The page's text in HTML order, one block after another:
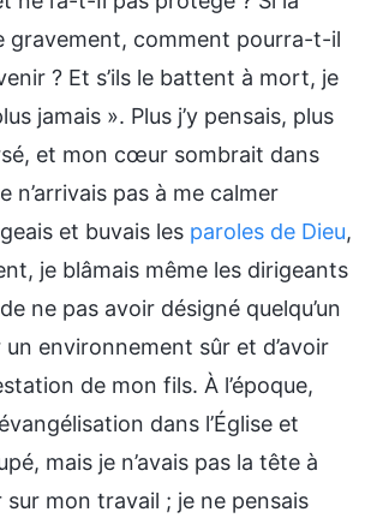
gravement, comment pourra-t-il
? Et s’ils le battent à mort, je
jamais ». Plus j’y pensais, plus
et mon cœur sombrait dans
n’arrivais pas à me calmer
et buvais les paroles de Dieu,
je blâmais même les dirigeants
ne pas avoir désigné quelqu’un
environnement sûr et d’avoir
de mon fils. À l’époque,
dans l’Église et
mais je n’avais pas la tête à
mon travail ; je ne pensais